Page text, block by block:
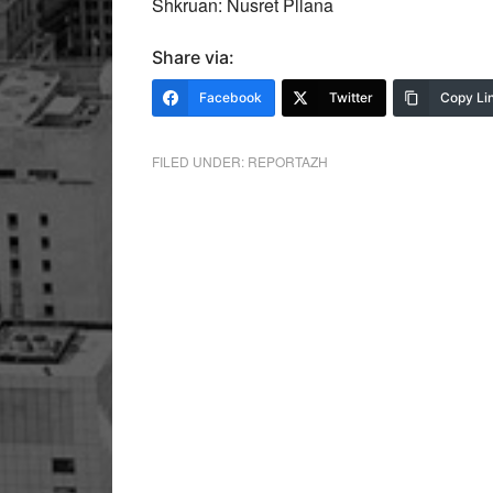
Share via:
Facebook Twitter Copy
FILED UNDER: REPORTAZH